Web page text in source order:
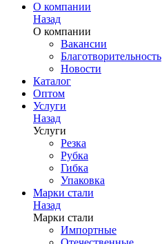
О компании
Назад
О компании
Вакансии
Благотворительность
Новости
Каталог
Оптом
Услуги
Назад
Услуги
Резка
Рубка
Гибка
Упаковка
Марки стали
Назад
Марки стали
Импортные